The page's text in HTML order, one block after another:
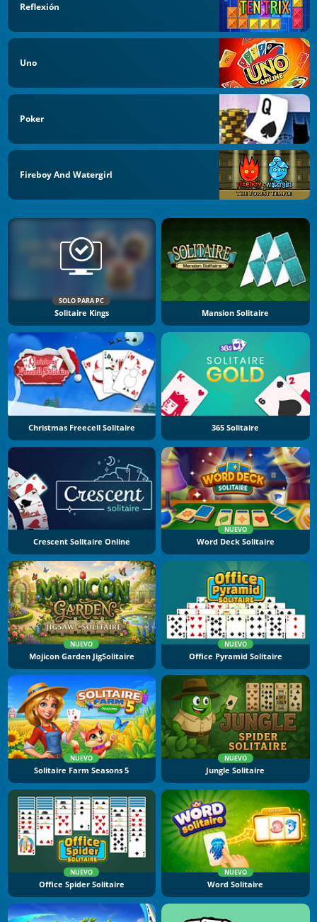
Reflexión
Uno
Poker
Fireboy And Watergirl
SOLO PARA PC
Solitaire Kings Mansion Solitaire
Christmas Freecell Solitaire 365 Solitaire
Crescent Solitaire Online
NUEVO
Word Deck Solitaire
NUEVO
Mojicon Garden JigSolitaire
NUEVO
Office Pyramid Solitaire
NUEVO
Solitaire Farm Seasons 5
NUEVO
Jungle Solitaire
NUEVO
Office Spider Solitaire
NUEVO
Word Solitaire